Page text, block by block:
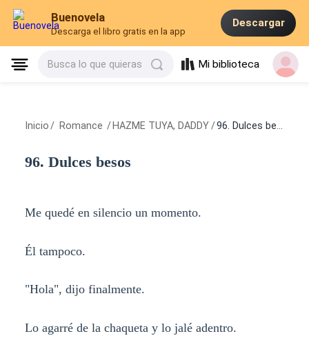
Buenovela
Descarga el libro gratis en la app
Descargar
Busca lo que quieras Mi biblioteca
Inicio / Romance / HAZME TUYA, DADDY /96. Dulces besos
96. Dulces besos
Me quedé en silencio un momento.
Él tampoco.
"Hola", dijo finalmente.
Lo agarré de la chaqueta y lo jalé adentro.